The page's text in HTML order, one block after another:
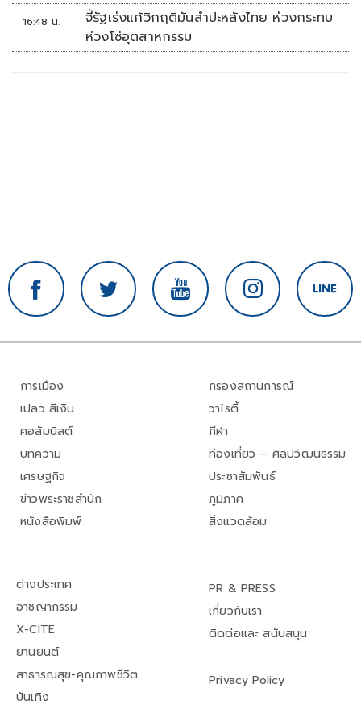
16:48 น.
จี้รัฐเร่งแก้วิกฤติมันสำปะหลังไทย ห่วงกระทบ
ห่วงโซ่อุตสาหกรรม
การเมือง
เปลว สีเงิน
คอลัมนิสต์
บทความ
เศรษฐกิจ
ข่าวพระราชสำนัก
หนังสือพิมพ์
กรองสถานการณ์
วาไรตี้
กีฬา
ท่องเที่ยว – ศิลปวัฒนธรรม
ประชาสัมพันธ์
ภูมิภาค
สิ่งแวดล้อม
ต่างประเทศ
อาชญากรรม
X-CITE
ยานยนต์
สาธารณสุข-คุณภาพชีวิต
บันเทิง
PR & PRESS
เกี่ยวกับเรา
ติดต่อและ สนับสนุน
Privacy Policy